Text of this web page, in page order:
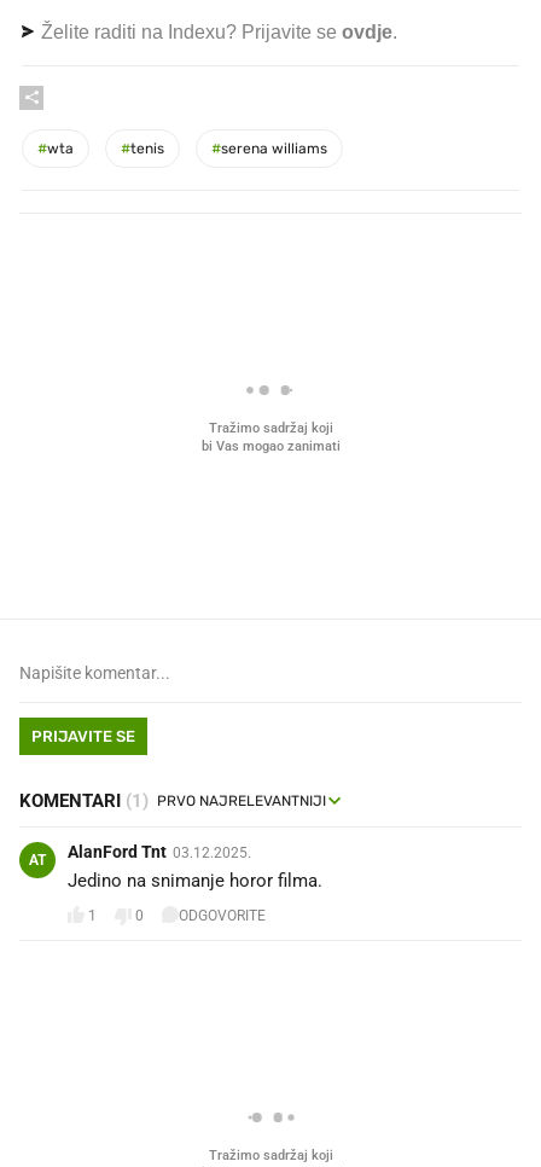
Želite raditi na Indexu? Prijavite se ovdje.
#wta #tenis #serena williams
PRIJAVITE SE
KOMENTARI (1)
AT AlanFord Tnt 03.12.2025.
Jedino na snimanje horor filma.
1 0 ODGOVORITE